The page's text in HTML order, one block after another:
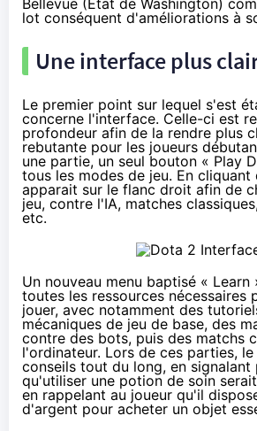
Bellevue (État de Washington)
lot conséquent d'améliorations à
Une interface plus
Le premier point sur lequel s'est
concerne l'interface. Celle-ci est
profondeur afin de la rendre plus
rebutante pour les joueurs
une partie, un seul bouton « Play
tous les modes de jeu. En cliquant
apparait sur le flanc droit afin de
jeu, contre l'IA, matches
etc.
Un nouveau menu baptisé « Learn
toutes les ressources nécessaires
jouer, avec notamment des
mécaniques de jeu de base, des
contre des bots, puis des matchs
l'ordinateur. Lors de ces parties,
conseils tout du long, en signalant
qu'utiliser une potion de soin
en rappelant au joueur qu'il
d'argent pour acheter un objet